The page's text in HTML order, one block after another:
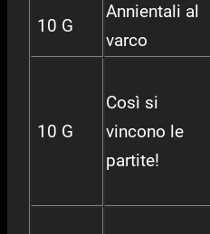
10 G
Annientali al
varco
10 G
Così si
vincono le
partite!